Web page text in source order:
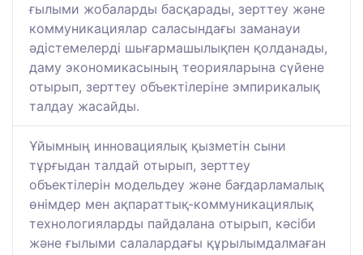
ғылыми жобаларды басқарады, зерттеу және
коммуникациялар саласындағы заманауи
әдістемелерді шығармашылықпен қолданады,
даму экономикасының теорияларына сүйене
отырып, зерттеу объектілеріне эмпирикалық
талдау жасайды.
Ұйымның инновациялық қызметін сыни
тұрғыдан талдай отырып, зерттеу
объектілерін модельдеу және бағдарламалық
өнімдер мен ақпараттық-коммуникациялық
технологияларды пайдалана отырып, кәсіби
және ғылыми салалардағы құрылымдалмаған